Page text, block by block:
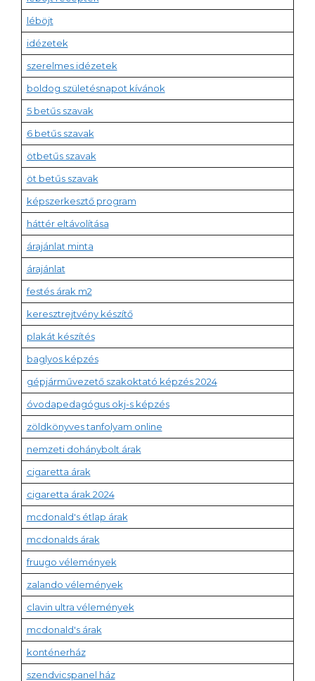
léböjt
idézetek
szerelmes idézetek
boldog születésnapot kívánok
5 betűs szavak
6 betűs szavak
ötbetűs szavak
öt betűs szavak
képszerkesztő program
háttér eltávolítása
árajánlat minta
árajánlat
festés árak m2
keresztrejtvény készítő
plakát készítés
baglyos képzés
gépjárművezető szakoktató képzés 2024
óvodapedagógus okj-s képzés
zöldkönyves tanfolyam online
nemzeti dohánybolt árak
cigaretta árak
cigaretta árak 2024
mcdonald's étlap árak
mcdonalds árak
fruugo vélemények
zalando vélemények
clavin ultra vélemények
mcdonald's árak
konténerház
szendvicspanel ház